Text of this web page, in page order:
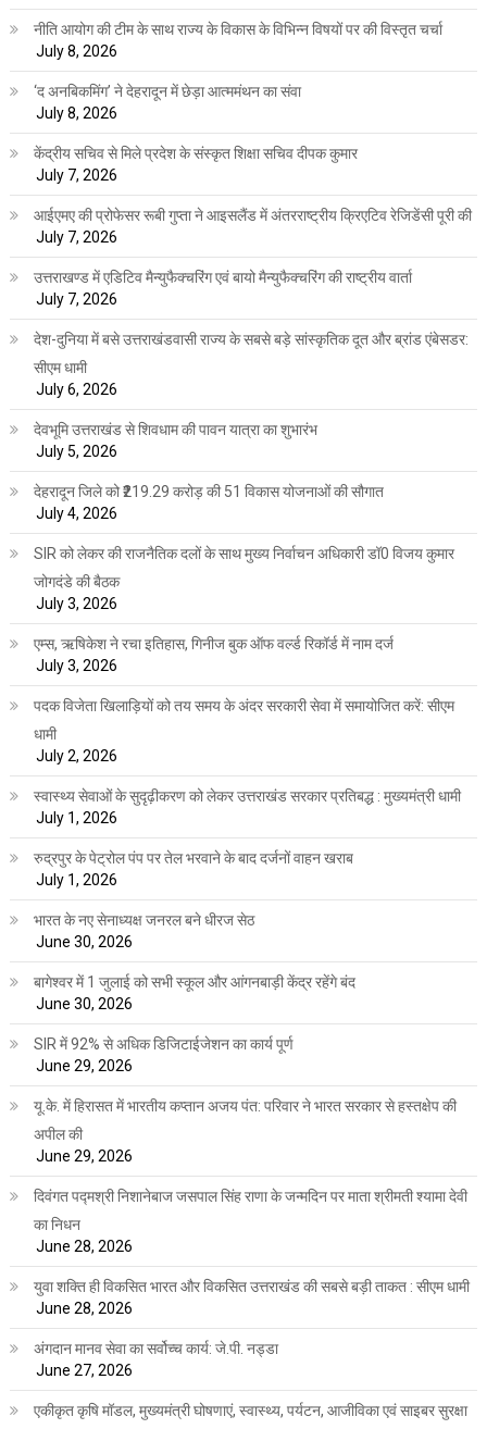
नीति आयोग की टीम के साथ राज्य के विकास के विभिन्न विषयों पर की विस्तृत चर्चा
July 8, 2026
‘द अनबिकमिंग’ ने देहरादून में छेड़ा आत्ममंथन का संवा
July 8, 2026
केंद्रीय सचिव से मिले प्रदेश के संस्कृत शिक्षा सचिव दीपक कुमार
July 7, 2026
आईएमए की प्रोफेसर रूबी गुप्ता ने आइसलैंड में अंतरराष्ट्रीय क्रिएटिव रेजिडेंसी पूरी की
July 7, 2026
उत्तराखण्ड में एडिटिव मैन्युफैक्चरिंग एवं बायो मैन्युफैक्चरिंग की राष्ट्रीय वार्ता
July 7, 2026
देश-दुनिया में बसे उत्तराखंडवासी राज्य के सबसे बड़े सांस्कृतिक दूत और ब्रांड एंबेसडर:
सीएम धामी
July 6, 2026
देवभूमि उत्तराखंड से शिवधाम की पावन यात्रा का शुभारंभ
July 5, 2026
देहरादून जिले को ₹219.29 करोड़ की 51 विकास योजनाओं की सौगात
July 4, 2026
SIR को लेकर की राजनैतिक दलों के साथ मुख्य निर्वाचन अधिकारी डॉ0 विजय कुमार
जोगदंडे की बैठक
July 3, 2026
एम्स, ऋषिकेश ने रचा इतिहास, गिनीज बुक ऑफ वर्ल्ड रिकॉर्ड में नाम दर्ज
July 3, 2026
पदक विजेता खिलाड़ियों को तय समय के अंदर सरकारी सेवा में समायोजित करें: सीएम
धामी
July 2, 2026
स्वास्थ्य सेवाओं के सुदृढ़ीकरण को लेकर उत्तराखंड सरकार प्रतिबद्ध : मुख्यमंत्री धामी
July 1, 2026
रुद्रपुर के पेट्रोल पंप पर तेल भरवाने के बाद दर्जनों वाहन खराब
July 1, 2026
भारत के नए सेनाध्यक्ष जनरल बने धीरज सेठ
June 30, 2026
बागेश्वर में 1 जुलाई को सभी स्कूल और आंगनबाड़ी केंद्र रहेंगे बंद
June 30, 2026
SIR में 92% से अधिक डिजिटाईजेशन का कार्य पूर्ण
June 29, 2026
यू.के. में हिरासत में भारतीय कप्तान अजय पंत: परिवार ने भारत सरकार से हस्तक्षेप की
अपील की
June 29, 2026
दिवंगत पद्मश्री निशानेबाज जसपाल सिंह राणा के जन्मदिन पर माता श्रीमती श्यामा देवी
का निधन
June 28, 2026
युवा शक्ति ही विकसित भारत और विकसित उत्तराखंड की सबसे बड़ी ताकत : सीएम धामी
June 28, 2026
अंगदान मानव सेवा का सर्वोच्च कार्य: जे.पी. नड्डा
June 27, 2026
एकीकृत कृषि मॉडल, मुख्यमंत्री घोषणाएं, स्वास्थ्य, पर्यटन, आजीविका एवं साइबर सुरक्षा